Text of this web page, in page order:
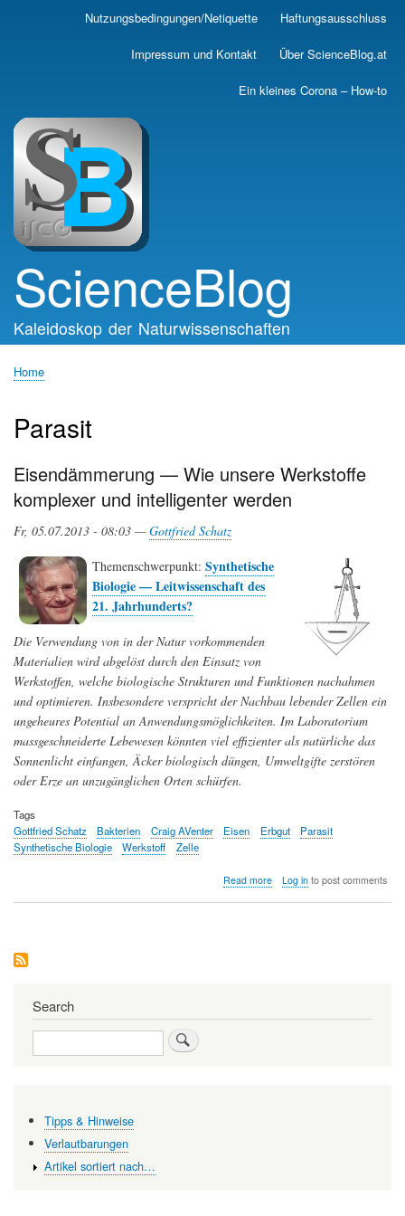
Skip
main
Nutzungsbedingungen/Netiquette Haftungsausschluss
Impressum und Kontakt Über ScienceBlog.at
Ein kleines Corona – How-to
ScienceBlog
Kaleidoskop der Naturwissenschaften
Home
Parasit
Eisendämmerung — Wie unsere Werkstoffe
komplexer und intelligenter werden
Fr, 05.07.2013 - 08:03 —Gottfried Schatz
Themenschwerpunkt: Synthetische
Biologie — Leitwissenschaft des
21. Jahrhunderts?
Die Verwendung von in der Natur vorkommenden
Materialien wird abgelöst durch den Einsatz von
Werkstoffen, welche biologische Strukturen und Funktionen nachahmen
und optimieren. Insbesondere verspricht der Nachbau lebender Zellen ein
ungeheures Potential an Anwendungsmöglichkeiten. Im Laboratorium
massgeschneiderte Lebewesen könnten viel effizienter als natürliche das
Sonnenlicht einfangen, Äcker biologisch düngen, Umweltgifte zerstören
oder Erze an unzugänglichen Orten schürfen.
Tags
Gottfried Schatz
Bakterien Craig AVenter Eisen Erbgut
Parasit
Synthetische Biologie
Werkstoff Zelle
Read moreabout
werden
Log into post comments
Search
Search
Tipps & Hinweise
Verlautbarungen
Artikel sortiert nach…